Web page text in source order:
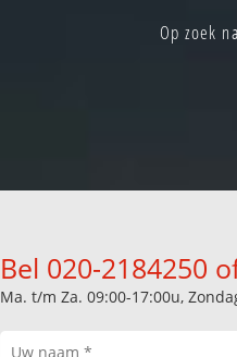
Op zoek
Bel 020-2184250
Ma. t/m Za. 09:00-17:00u,